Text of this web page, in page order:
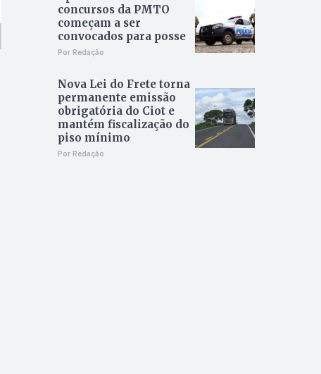
concursos da PMTO
começam a ser
convocados para posse
Por Redação
Nova Lei do Frete torna
permanente emissão
obrigatória do Ciot e
mantém fiscalização do
piso mínimo
Por Redação